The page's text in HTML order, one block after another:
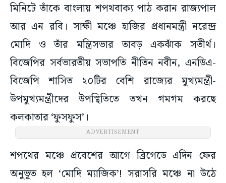
মিনিটে তাঁকে বাংলায় শপথবাক্য পাঠ করান রাজ্যপাল
আর এন রবি। সাক্ষী মঞ্চে হাজির প্রধানমন্ত্রী নরেন্দ্র
মোদি ও তাঁর মন্ত্রিসভার তাবড় একঝাঁক সতীর্থ।
বিজেপির সর্বভারতীয় সভাপতি নীতিন নবীন, এনডিএ-
বিজেপি শাসিত ২০টির বেশি রাজ্যের মুখ্যমন্ত্রী-
উপমুখ্যমন্ত্রীদের উপস্থিতিতে তখন গমগম করছে
কলকাতার ‘ফুসফুস’।
ADVERTISEMENT
শপথের মঞ্চে প্রবেশের আগে ব্রিগেডে এদিন ফের
অনুভূত হল ‘মোদি ম্যাজিক’! সরাসরি মঞ্চে না উঠে